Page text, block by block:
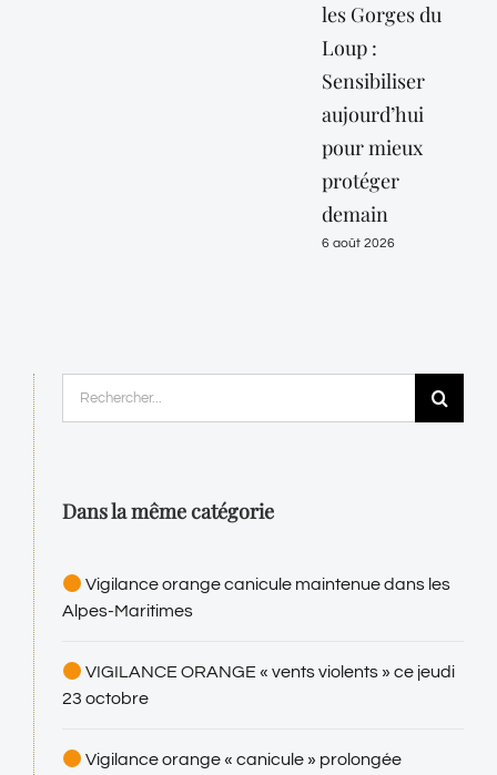
les Gorges du
Loup :
Sensibiliser
aujourd’hui
pour mieux
protéger
demain
6 août 2026
Dans la même catégorie
Vigilance orange canicule maintenue dans les
Alpes-Maritimes
VIGILANCE ORANGE « vents violents » ce jeudi
23 octobre
Vigilance orange « canicule » prolongée